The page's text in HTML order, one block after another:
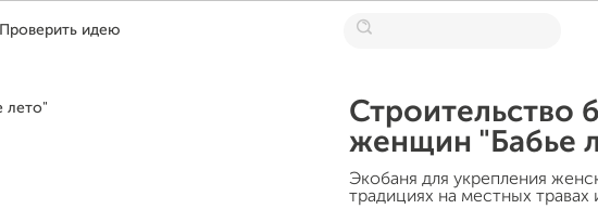
Проверить идею
Строительство
женщин "Бабье
Экобаня для укрепления
традициях на местных травах